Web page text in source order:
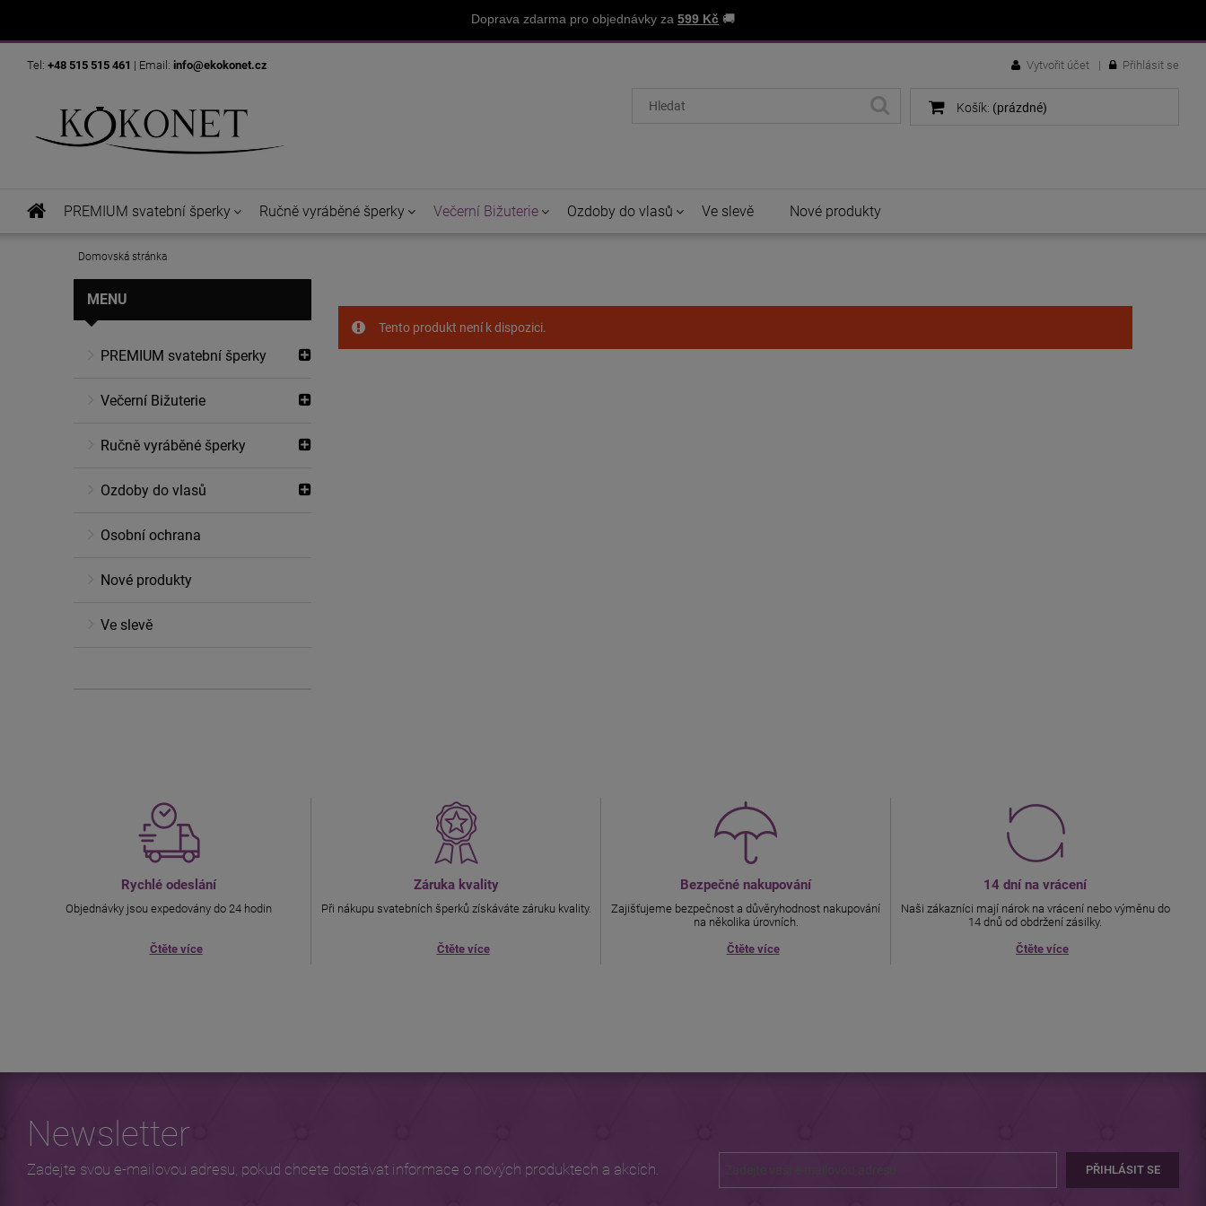
Doprava zdarma pro objednávky za 599 Kč 🚚
Vytvořit účet Přihlásit se
Tel: +48 515 515 461 | Email: info@ekokonet.cz
Košík: (prázdné)
PREMIUM svatební šperky Ručně vyráběné šperky Večerní Bižuterie Ozdoby do vlasů Ve slevě Nové produkty
Domovská stránka
MENU
PREMIUM svatební šperky
Večerní Bižuterie
Ručně vyráběné šperky
Ozdoby do vlasů
Osobní ochrana
Nové produkty
Ve slevě
Tento produkt není k dispozici.
Rychlé odeslání
Objednávky jsou expedovány do 24 hodin
Čtěte více
Záruka kvality
Při nákupu svatebních šperků získáváte záruku kvality.
Čtěte více
Bezpečné nakupování
Zajišťujeme bezpečnost a důvěryhodnost nakupování
na několika úrovních.
Čtěte více
14 dní na vrácení
Naši zákazníci mají nárok na vrácení nebo výměnu do
14 dnů od obdržení zásilky.
Čtěte více
Newsletter
Zadejte svou e-mailovou adresu, pokud chcete dostávat informace o nových produktech a akcích. PŘIHLÁSIT SE